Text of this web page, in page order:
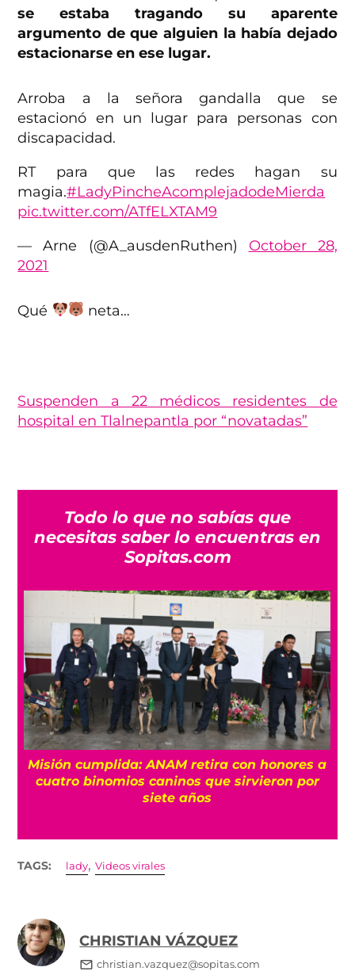
se estaba tragando su aparente
argumento de que alguien la había dejado
estacionarse en ese lugar.
Arroba a la señora gandalla que se
estacionó en un lugar para personas con
discapacidad.
RT para que las redes hagan su
magia.#LadyPincheAcomplejadodeMierda
pic.twitter.com/ATfELXTAM9
— Arne (@A_ausdenRuthen) October 28,
2021
Qué neta…
Suspenden a 22 médicos residentes de
hospital en Tlalnepantla por “novatadas”
Todo lo que no sabías que
necesitas saber lo encuentras en
Sopitas.com
Misión cumplida: ANAM retira con honores a
cuatro binomios caninos que sirvieron por
siete años
TAGS: lady,Videos virales
CHRISTIAN VÁZQUEZ
christian.vazquez@sopitas.com